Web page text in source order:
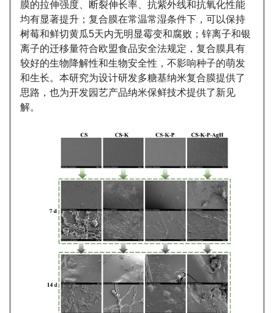
膜的拉伸强度、断裂伸长率、抗紫外线和抗氧化性能
均有显著提升；复合膜在常温常湿条件下，可以保持
树莓和鲜切黄瓜5天内无明显霉变和腐败；锌离子和银
离子的迁移量符合欧盟食品安全法规定，复合膜具有
较好的生物降解性和生物安全性，不影响种子的萌发
和生长。本研究为设计研发多糖基纳米复合膜提供了
思路，也为开发园艺产品纳米保鲜技术提供了新见
解。